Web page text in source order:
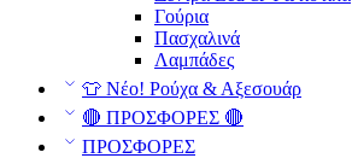
Γούρια
Πασχαλινά
Λαμπάδες
👕 Νέο! Ρούχα & Αξεσουάρ
🔴 ΠΡΟΣΦΟΡΕΣ 🔴
ΠΡΟΣΦΟΡΕΣ